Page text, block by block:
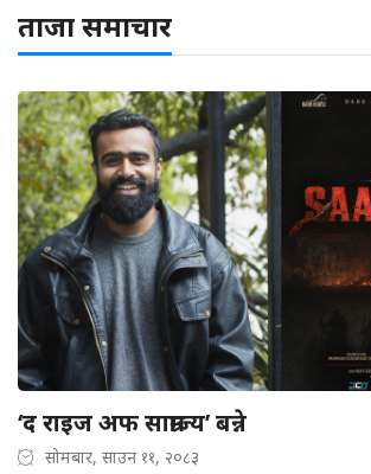
ताजा समाचार
‘द राइज अफ साम्राज्य’ बन्ने
सोमबार, साउन ११, २०८३